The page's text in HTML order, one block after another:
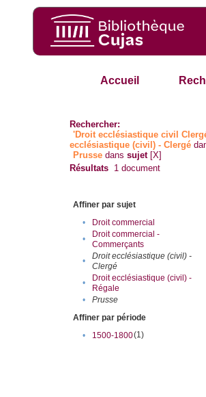
Accueil
Rechercher:
'Droit ecclésiastique civil
ecclésiastique (civil) - Clergé
Prusse danssujet [X]
Résultats 1 document
Affiner par sujet
•
Droit commercial
•
Droit commercial -
Commerçants
•
Droit ecclésiastique (civil) -
Clergé
•
Droit ecclésiastique (civil) -
Régale
• Prusse
Affiner par période
•
1500-1800(1)